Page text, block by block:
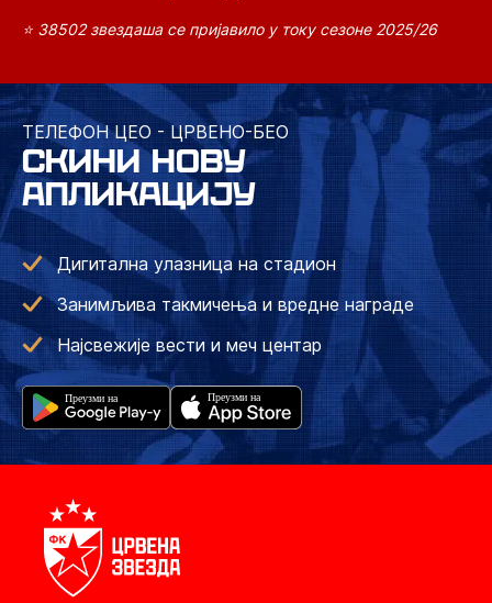
⭐ 38502 звездаша се пријавило у току сезоне 2025/26
ТЕЛЕФОН ЦЕО - ЦРВЕНО-БЕО
СКИНИ НОВУ
АПЛИКАЦИЈУ
Дигитална улазница на стадион
Занимљива такмичења и вредне награде
Најсвежије вести и меч центар